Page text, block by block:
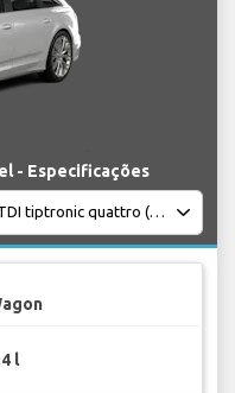
- Especificações
l